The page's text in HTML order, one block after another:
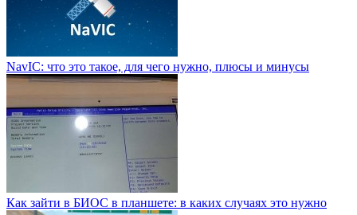
NavIC: что это такое, для чего нужно, плюсы и минусы
Как зайти в БИОС в планшете: в каких случаях это нужно